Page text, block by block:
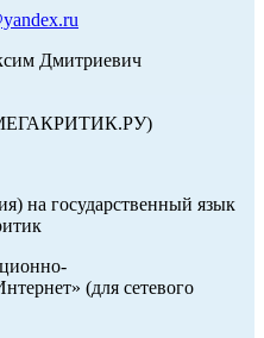
Дмитриевич
на государственный язык
(для сетевого